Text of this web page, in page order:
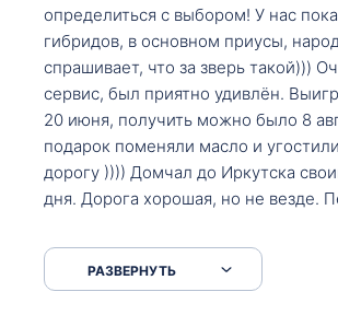
определиться с выбором! У нас
гибридов, в основном приусы,
спрашивает, что за зверь такой)))
сервис, был приятно удивлён.
20 июня, получить можно было 8
подарок поменяли масло и
дорогу )))) Домчал до Иркутска
дня. Дорога хорошая, но не везде.
серпантинах по пути следования.
РАЗВЕРНУТЬ